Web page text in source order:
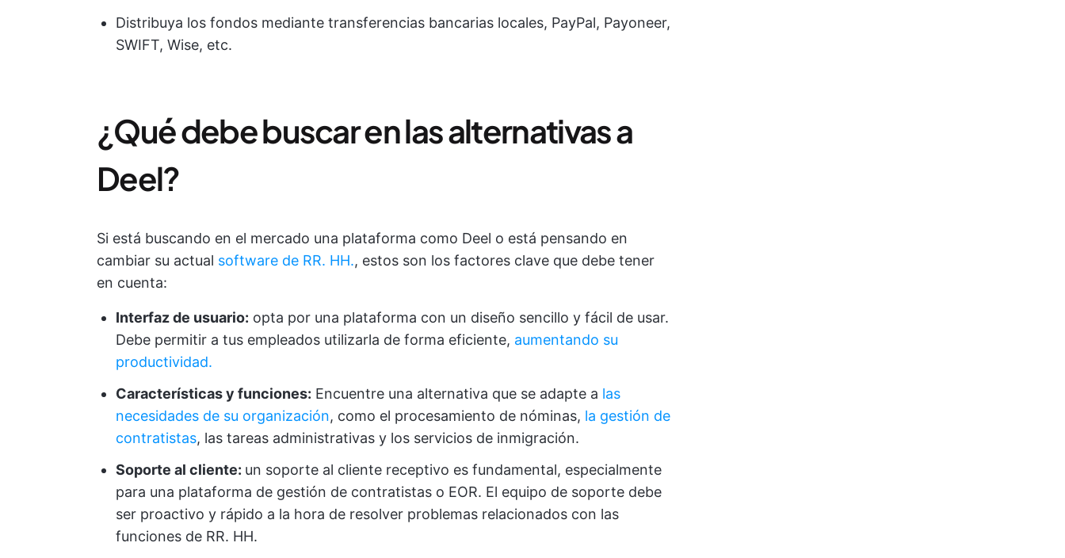
Distribuya los fondos mediante transferencias bancarias locales, PayPal, Payoneer,
SWIFT, Wise, etc.
¿Qué debe buscar en las alternativas a
Deel?
Si está buscando en el mercado una plataforma como Deel o está pensando en
cambiar su actual software de RR. HH., estos son los factores clave que debe tener
en cuenta:
Interfaz de usuario: opta por una plataforma con un diseño sencillo y fácil de usar.
Debe permitir a tus empleados utilizarla de forma eficiente, aumentando su
productividad.
Características y funciones: Encuentre una alternativa que se adapte a las
necesidades de su organización, como el procesamiento de nóminas, la gestión de
contratistas, las tareas administrativas y los servicios de inmigración.
Soporte al cliente: un soporte al cliente receptivo es fundamental, especialmente
para una plataforma de gestión de contratistas o EOR. El equipo de soporte debe
ser proactivo y rápido a la hora de resolver problemas relacionados con las
funciones de RR. HH.